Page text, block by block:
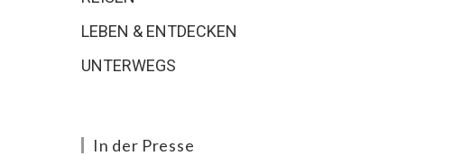
LEBEN & ENTDECKEN
UNTERWEGS
In der Presse